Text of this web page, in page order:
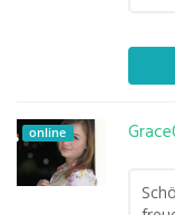
online